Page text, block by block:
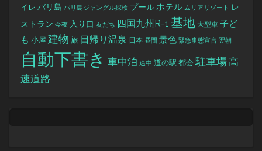
イレ バリ島 バリ島ジャングル探検 プールホテル ムリアリゾート
レ
ストラン 今夜 入り口 友だち 四国九州R-1 基地 大型車 子ど
も 小屋 建物 旅 日帰り温泉 日本 昼間 景色 緊急事態宣言 翌朝
自動下書き 車中泊 途中 道の駅 都会 駐車場高
速道路